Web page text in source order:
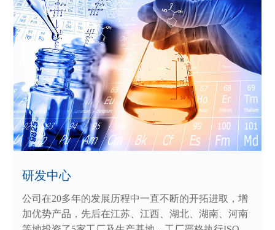
研发中心
公司在20多年的发展历程中一直不断的开拓进取，增
加优势产品，先后在江苏、江西、湖北、湖南、河南